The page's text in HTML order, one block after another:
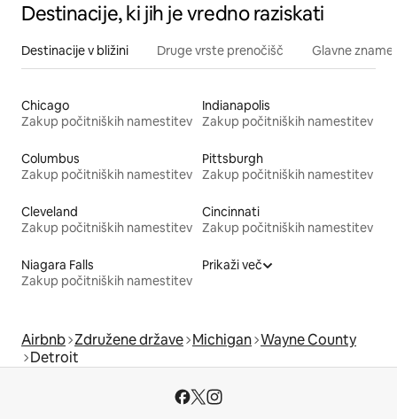
Destinacije, ki jih je vredno raziskati
Destinacije v bližini Druge vrste prenočišč Glavne
Chicago
Zakup počitniških namestitev
Indianapolis
Zakup počitniških namestitev
Columbus
Zakup počitniških namestitev
Pittsburgh
Zakup počitniških namestitev
Cleveland
Zakup počitniških namestitev
Cincinnati
Zakup počitniških namestitev
Niagara Falls
Zakup počitniških namestitev
Prikaži več
Airbnb Združene države Michigan Wayne County
Detroit